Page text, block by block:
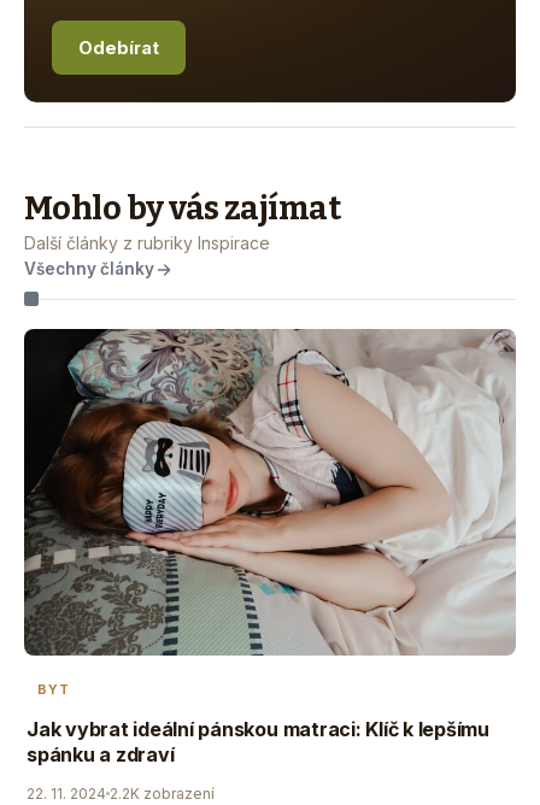
Odebírat
Mohlo by vás zajímat
Další články z rubriky Inspirace
Všechny články
BYT
Jak vybrat ideální pánskou matraci: Klíč k lepšímu
spánku a zdraví
22. 11. 2024 2.2K zobrazení